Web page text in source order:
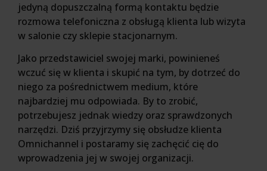
jedyną dopuszczalną formą kontaktu będzie
rozmowa telefoniczna z obsługą klienta lub wizyta
w salonie czy sklepie stacjonarnym.
Jako przedstawiciel swojej marki, powinieneś
wczuć się w klienta i skupić na tym, by dotrzeć do
niego za pośrednictwem medium, które
najbardziej mu odpowiada. By to zrobić,
potrzebujesz jednak wiedzy oraz sprawdzonych
narzędzi. Dziś przyjrzymy się obsłudze klienta
Omnichannel i postaramy się zachęcić cię do
wprowadzenia jej w swojej organizacji.